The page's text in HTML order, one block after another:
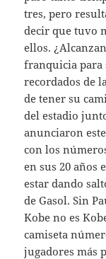
tres, pero
decir que tuvo
ellos.
franquicia para
recordados de
de tener su
del estadio
anunciaron
con los
en sus 20 años
estar dando
de Gasol. Sin
Kobe no es
camiseta
jugadores más